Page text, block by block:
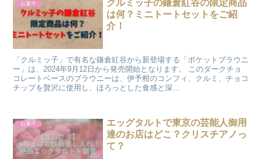
お菓子
クルミッ子の鎌倉紅谷の限定商品
は何？ミニトートセットをご紹
介！
「クルミッ子」で有名な鎌倉紅谷から新登場する「ポケットブラウニ
ー」は、2024年9月12日から発売開始となります。 このダークチョ
コレートベースのブラウニーは、伊予柑のコンフィ、クルミ、チョコ
チップを贅沢に使用し、ほろっとした食感と深...
お菓子
エッグタルトで東京の芸能人御用
達のお店はどこ？クリスチアノっ
て？